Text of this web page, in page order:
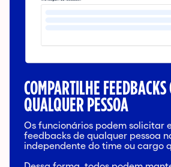
COMPARTILHE FEEDBACKS
QUALQUER PESSOA
Os funcionários podem solicitar
feedbacks de qualquer pessoa
independente do time ou cargo